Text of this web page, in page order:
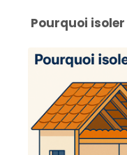
Pourquoi